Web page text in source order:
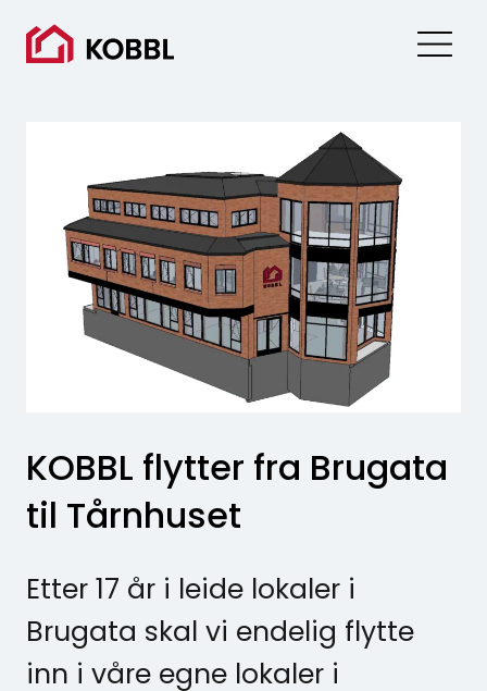
content
KOBBL flytter fra Brugata
til Tårnhuset
Etter 17 år i leide lokaler i
Brugata skal vi endelig flytte
inn i våre egne lokaler i